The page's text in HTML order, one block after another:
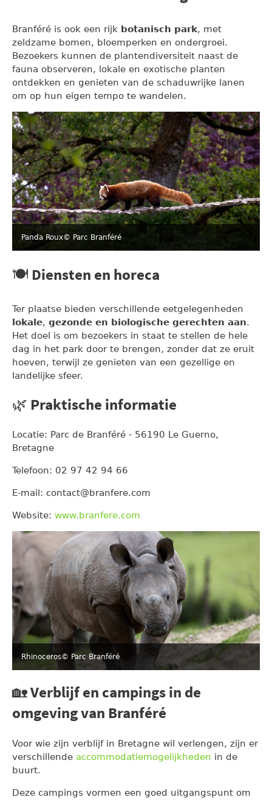
Branféré is ook een rijk botanisch park, met
zeldzame bomen, bloemperken en ondergroei.
Bezoekers kunnen de plantendiversiteit naast de
fauna observeren, lokale en exotische planten
ontdekken en genieten van de schaduwrijke lanen
om op hun eigen tempo te wandelen.
Panda Roux© Parc Branféré
🍽️ Diensten en horeca
Ter plaatse bieden verschillende eetgelegenheden
lokale, gezonde en biologische gerechten aan.
Het doel is om bezoekers in staat te stellen de hele
dag in het park door te brengen, zonder dat ze eruit
hoeven, terwijl ze genieten van een gezellige en
landelijke sfeer.
🌿 Praktische informatie
Locatie: Parc de Branféré - 56190 Le Guerno,
Bretagne
Telefoon: 02 97 42 94 66
E-mail: contact@branfere.com
Website: www.branfere.com
Rhinoceros© Parc Branféré
🏡 Verblijf en campings in de
omgeving van Branféré
Voor wie zijn verblijf in Bretagne wil verlengen, zijn er
verschillende accommodatiemogelijkheden in de
buurt.
Deze campings vormen een goed uitgangspunt om